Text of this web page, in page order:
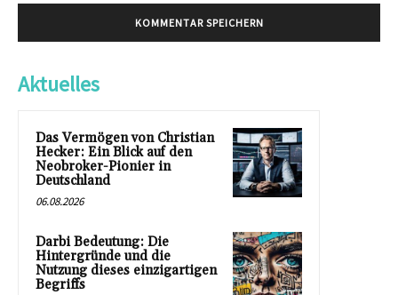
Aktuelles
Das Vermögen von Christian
Hecker: Ein Blick auf den
Neobroker-Pionier in
Deutschland
06.08.2026
Darbi Bedeutung: Die
Hintergründe und die
Nutzung dieses einzigartigen
Begriffs